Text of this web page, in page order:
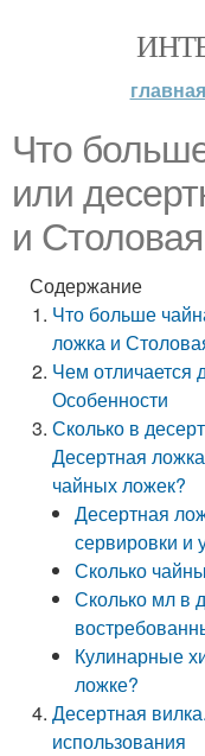
главная
Что
или
и
Содержание
Что больше
ложка и
Чем отличается
Особенности
Сколько в
Десертная
чайных ложек?
Десертная
сервировки и
Сколько
Сколько мл в
Кулинарные
ложке?
Десертная
использования